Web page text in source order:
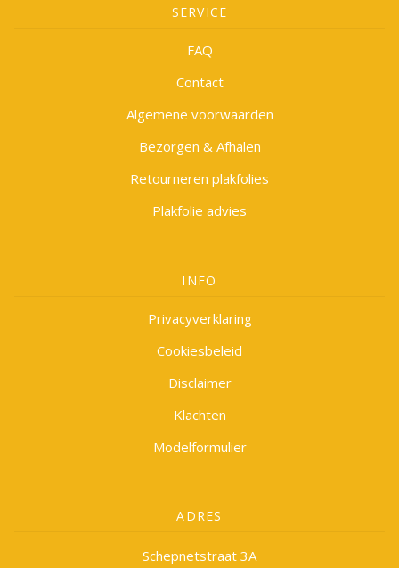
SERVICE
FAQ
Contact
Algemene voorwaarden
Bezorgen & Afhalen
Retourneren plakfolies
Plakfolie advies
INFO
Privacyverklaring
Cookiesbeleid
Disclaimer
Klachten
Modelformulier
ADRES
Schepnetstraat 3A